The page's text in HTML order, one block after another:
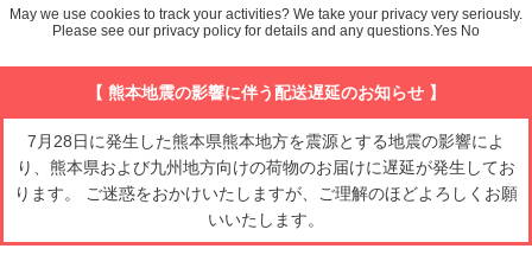
【 熊本地震の影響に伴う配送遅延のお知らせ 】
7月28日に発生した熊本県熊本地方を震源とする地震の影響によ
り、熊本県および九州地方向けの荷物のお届けに遅延が発生してお
ります。 ご迷惑をおかけいたしますが、ご理解のほどよろしくお願
いいたします。
May we use cookies to track your activities? We take your privacy very seriously.
Please see our privacy policy for details and any questions.Yes No